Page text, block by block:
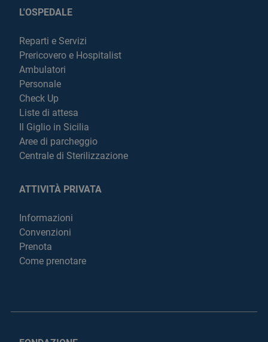
L'OSPEDALE
Reparti e Servizi
Prericovero e Hospitalist
Ambulatori
Personale
Check Up
Liste di attesa
Il Giglio in Sicilia
Aree di parcheggio
Centrale di Sterilizzazione
ATTIVITÀ PRIVATA
Informazioni
Convenzioni
Prenota
Come prenotare